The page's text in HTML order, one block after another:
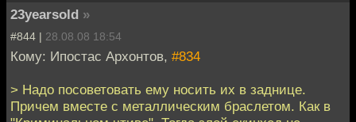
23yearsold »
#844 | 28.08.08 18:54
Кому: Ипостас Архонтов, #834
> Надо посоветовать ему носить их в заднице.
Причем вместе с металлическим браслетом. Как в